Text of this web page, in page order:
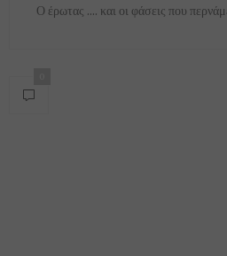
Ο έρωτας .... και οι φάσεις που